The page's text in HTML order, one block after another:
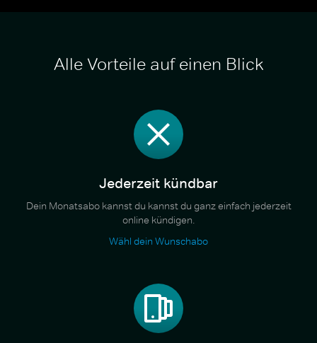
Alle Vorteile auf einen Blick
Jederzeit kündbar
Dein Monatsabo kannst du kannst du ganz einfach jederzeit
online kündigen.
Wähl dein Wunschabo